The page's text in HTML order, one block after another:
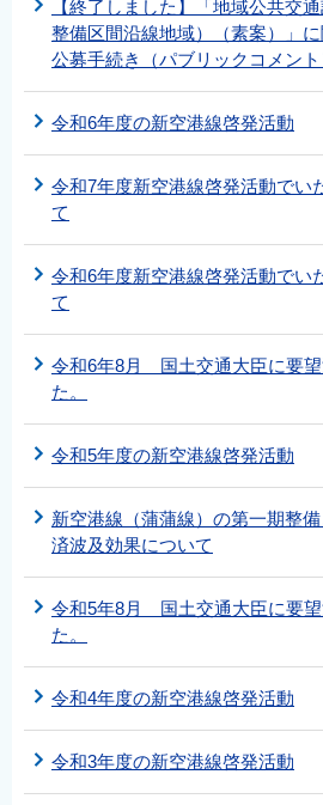
【終了しました】「地域公共交
整備区間沿線地域）（素案）」
公募手続き（パブリックコメン
令和6年度の新空港線啓発活動
令和7年度新空港線啓発活動でい
て
令和6年度新空港線啓発活動でい
て
令和6年8月 国土交通大臣に要望
た。
令和5年度の新空港線啓発活動
新空港線（蒲蒲線）の第一期整
済波及効果について
令和5年8月 国土交通大臣に要望
た。
令和4年度の新空港線啓発活動
令和3年度の新空港線啓発活動